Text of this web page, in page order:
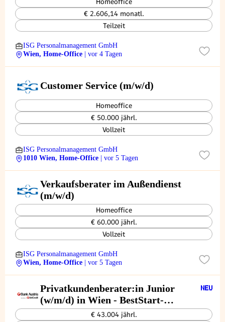
€ 2.606,14 monatl.
Teilzeit
ISG Personalmanagement GmbH
Wien, Home-Office
| vor 4 Tagen
Customer Service (m/w/d)
Homeoffice
€ 50.000 jährl.
Vollzeit
ISG Personalmanagement GmbH
1010 Wien, Home-Office
| vor 5 Tagen
Verkaufsberater im Außendienst
(m/w/d)
Homeoffice
€ 60.000 jährl.
Vollzeit
ISG Personalmanagement GmbH
Wien, Home-Office
| vor 5 Tagen
Privatkundenberater:in Junior
(w/m/d) in Wien - BestStart-
Programm € 43.004 jährl.